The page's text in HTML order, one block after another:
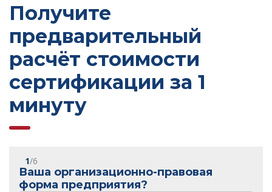
Получите
предварительный
расчёт стоимости
сертификации за 1
минуту
1/6
Ваша организационно-правовая
форма предприятия?